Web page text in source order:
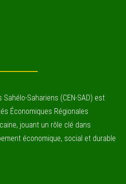
Sahariens (CEN-SAD) est
Économiques Régionales
jouant un rôle clé dans
économique, social et durable